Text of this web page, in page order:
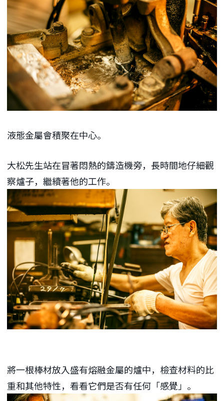
液態金屬會積聚在中心。
大松先生站在冒著悶熱的鑄造機旁，長時間地仔細觀
察爐子，繼續著他的工作。
將一根棒材放入盛有熔融金屬的爐中，檢查材料的比
重和其他特性，看看它們是否有任何「感覺」。